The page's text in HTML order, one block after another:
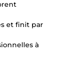
et finit par
à